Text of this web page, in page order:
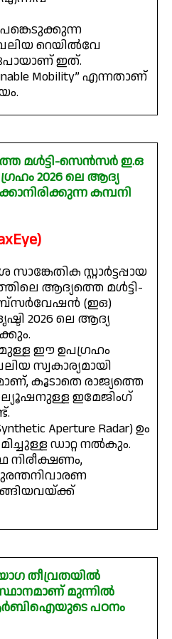
പങ്കെടുക്കുന്ന
റെയിൽവേ
ഇത്.
Mobility” എന്നതാണ്
മൾട്ടി-സെൻസർ ഇ.ഒ
2026 ലെ ആദ്യ
കമ്പനി
സ്റ്റാർട്ടപ്പായ
ആദ്യത്തെ മൾട്ടി-
(ഇഒ)
2026 ലെ ആദ്യ
ഈ ഉപഗ്രഹം
സ്വകാര്യമായി
കൂടാതെ രാജ്യത്തെ
ഇമേജിംഗ്
Aperture Radar) ഉം
ഡാറ്റ നൽകും.
നിരീക്ഷണം,
തീവ്രതയിൽ
മുന്നിൽ
പഠനം